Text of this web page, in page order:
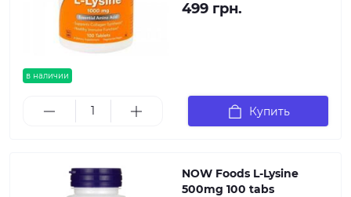
в наличии
499 грн.
Купить
NOW Foods L-Lysine
500mg 100 tabs